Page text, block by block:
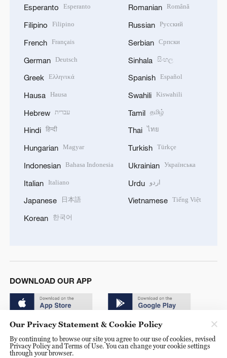
Esperanto Esperanto
Filipino Filipino
French Français
German Deutsch
Greek Ελληνικά
Hausa Hausa
Hebrew עברית
Hindi हिन्दी
Hungarian Magyar
Indonesian Bahasa Indonesia
Italian Italiano
Japanese 日本語
Korean 한국어
Romanian Română
Russian Русский
Serbian Српски
Sinhala සිංහල
Spanish Español
Swahili Kiswahili
Tamil தமிழ்
Thai ไทย
Turkish Türkçe
Ukrainian Українська
Urdu اردو
Vietnamese Tiếng Việt
DOWNLOAD OUR APP
© China Radio International.CRI. All Rights Reserved. 16A
Our Privacy Statement & Cookie Policy
By continuing to browse our site you agree to our use of cookies, revised
Privacy Policy and Terms of Use. You can change your cookie settings
through your browser.